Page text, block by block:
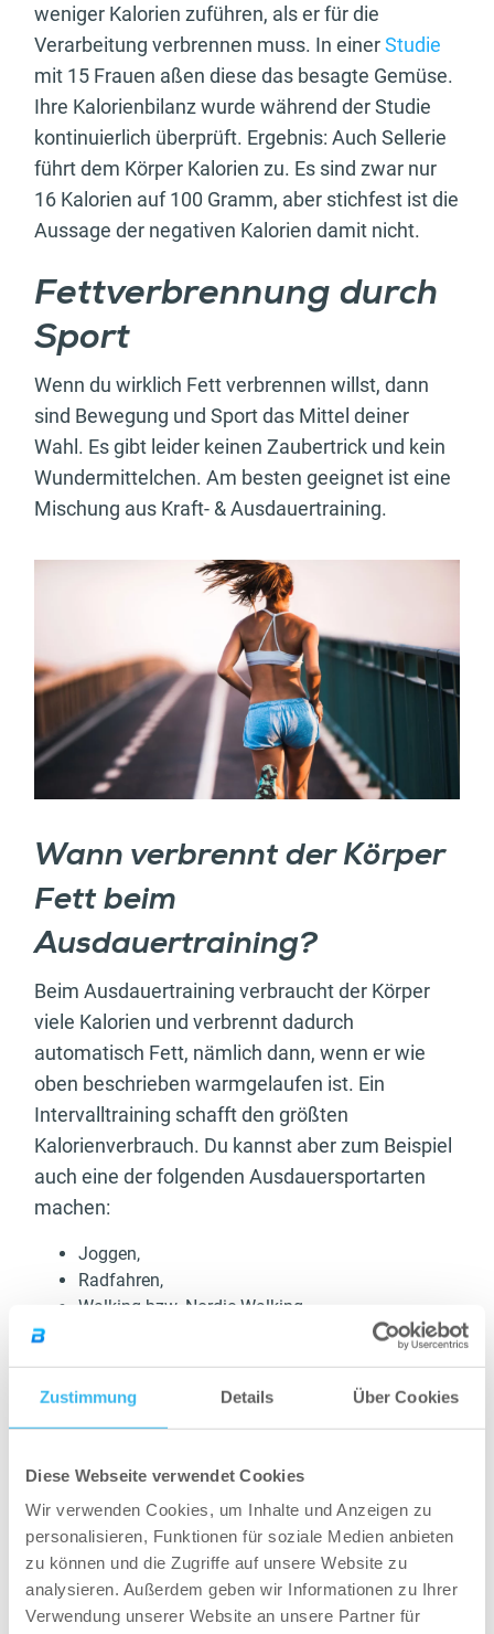
Zustimmung Details Über Cookies
Diese Webseite verwendet Cookies
Wir verwenden Cookies, um Inhalte und Anzeigen zu
personalisieren, Funktionen für soziale Medien anbieten
zu können und die Zugriffe auf unsere Website zu
analysieren. Außerdem geben wir Informationen zu Ihrer
Verwendung unserer Website an unsere Partner für
weniger Kalorien zuführen, als er für die
Verarbeitung verbrennen muss. In einerStudie
mit 15 Frauen aßen diese das besagte Gemüse.
Ihre Kalorienbilanz wurde während der Studie
kontinuierlich überprüft. Ergebnis: Auch Sellerie
führt dem Körper Kalorien zu. Es sind zwar nur
16 Kalorien auf 100 Gramm, aber stichfest ist die
Aussage der negativen Kalorien damit nicht.
Fettverbrennung durch
Sport
Wenn du wirklich Fett verbrennen willst, dann
sind Bewegung und Sport das Mittel deiner
Wahl. Es gibt leider keinen Zaubertrick und kein
Wundermittelchen. Am besten geeignet ist eine
Mischung aus Kraft- & Ausdauertraining.
Wann verbrennt der Körper
Fett beim
Ausdauertraining?
Beim Ausdauertraining verbraucht der Körper
viele Kalorien und verbrennt dadurch
automatisch Fett, nämlich dann, wenn er wie
oben beschrieben warmgelaufen ist. Ein
Intervalltraining schafft den größten
Kalorienverbrauch. Du kannst aber zum Beispiel
auch eine der folgenden Ausdauersportarten
machen:
Joggen,
Radfahren,
Walking bzw. Nordic-Walking,
Inlineskaten.
Wann verbrennt der Körper
beim Krafttraining Fett?
Im Gegensatz zum Ausdauertraining baust du
beim Krafttraining Muskeln auf, wodurch auch
im Ruhezustand Kalorien verbrannt werden. Das